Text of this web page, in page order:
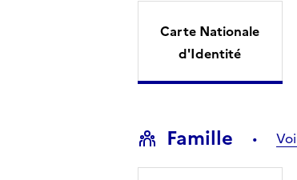
Carte Nationale
d'Identité
Famille